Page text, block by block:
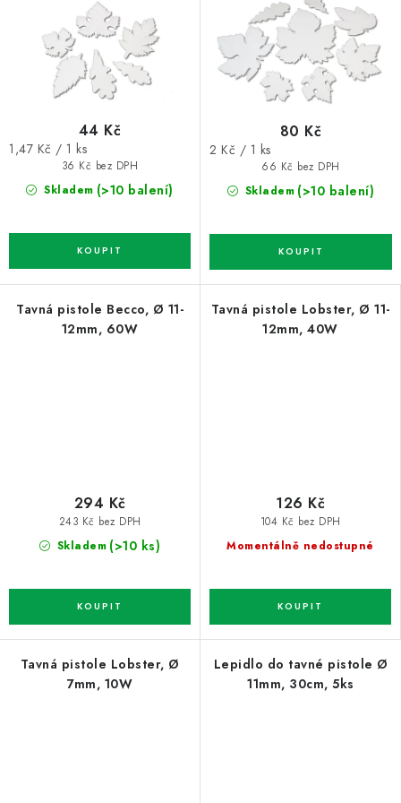
Skladem (>10 balení)
36 Kč bez DPH
44 Kč
Měrná
1,47 Kč / 1 ks
Skladem (>10 balení)
66 Kč bez DPH
80 Kč
Měrná
2 Kč / 1 ks
Tavná pistole Becco, Ø 11-
12mm, 60W
Skladem (>10 ks)
243 Kč bez DPH
294 Kč
Tavná pistole Lobster, Ø 11-
12mm, 40W
Momentálně nedostupné
104 Kč bez DPH
126 Kč
Tavná pistole Lobster, Ø
7mm, 10W
Lepidlo do tavné pistole Ø
11mm, 30cm, 5ks